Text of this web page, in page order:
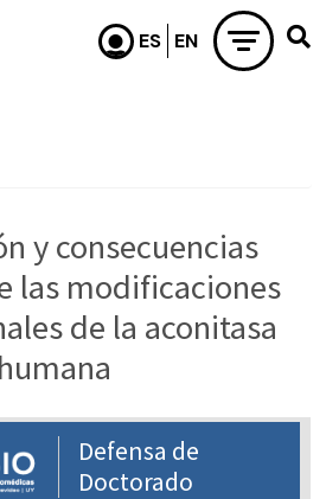
Skip to main content
y consecuencias
las modificaciones
de la aconitasa
Defensa de
Doctorado